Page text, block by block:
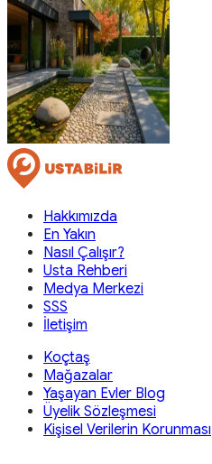
Hakkımızda
En Yakın
Nasıl Çalışır?
Usta Rehberi
Medya Merkezi
SSS
İletişim
Koçtaş
Mağazalar
Yaşayan Evler Blog
Üyelik Sözleşmesi
Kişisel Verilerin Korunması